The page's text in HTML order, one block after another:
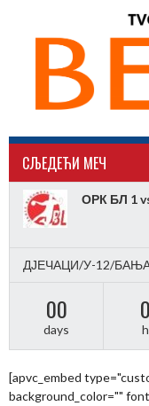
CЉЕДЕЋИ МЕЧ
ОРК БЛ 1
ДЈЕЧАЦИ/У-12/
00
days
[apvc_embed
background_color=""